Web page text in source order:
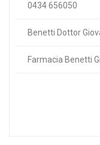
0434 656050
Benetti Dottor
Farmacia Benetti